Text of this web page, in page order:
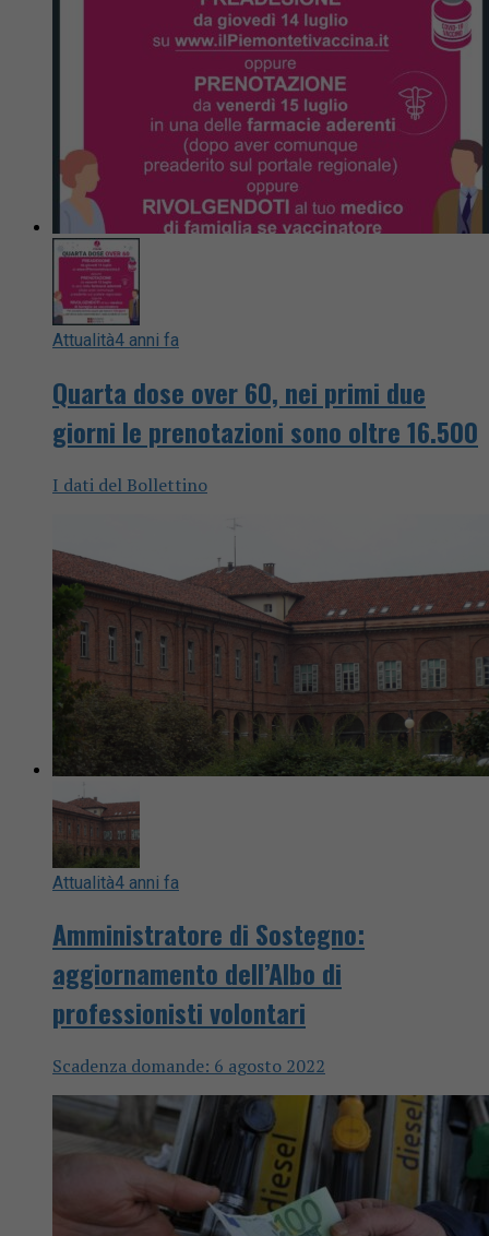
Attualità4 anni fa
Quarta dose over 60, nei primi due
giorni le prenotazioni sono oltre 16.500
I dati del Bollettino
Attualità4 anni fa
Amministratore di Sostegno:
aggiornamento dell’Albo di
professionisti volontari
Scadenza domande: 6 agosto 2022